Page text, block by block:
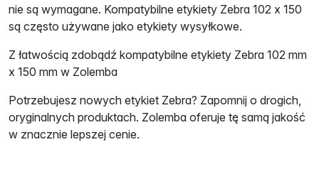
nie są wymagane. Kompatybilne etykiety Zebra 102 x 150
są często używane jako etykiety wysyłkowe.
Z łatwością zdobądź kompatybilne etykiety Zebra 102 mm
x 150 mm w Zolemba
Potrzebujesz nowych etykiet Zebra? Zapomnij o drogich,
oryginalnych produktach. Zolemba oferuje tę samą jakość
w znacznie lepszej cenie.